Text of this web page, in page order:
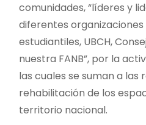
comunidades, “líderes y
diferentes
estudiantiles, UBCH,
nuestra FANB”, por la
las cuales se suman a las
rehabilitación de los
territorio nacional.